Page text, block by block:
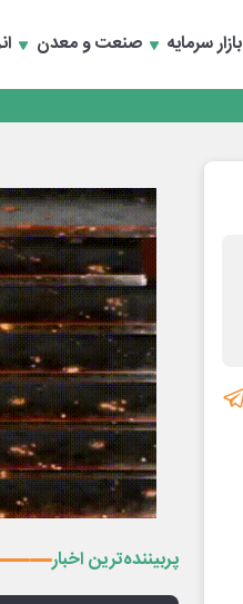
بازار سرمایه صنعت و معدن
پربیننده‌ترین اخبار